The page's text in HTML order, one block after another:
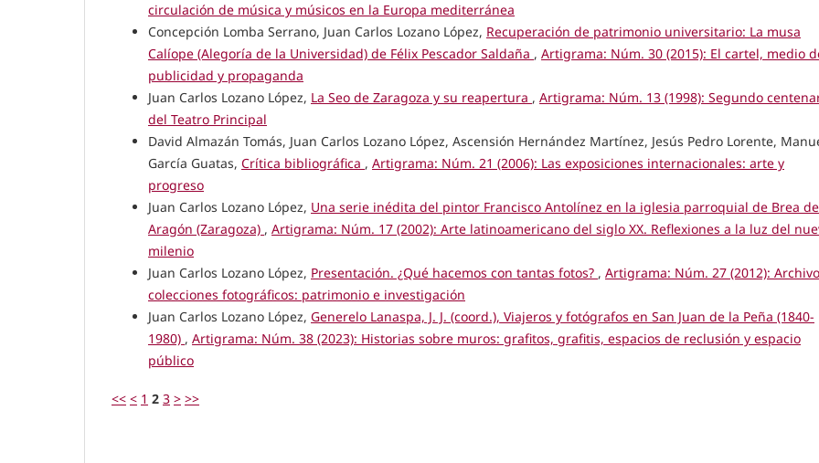
circulación de música y músicos en la Europa mediterránea
Concepción Lomba Serrano, Juan Carlos Lozano López, Recuperación de patrimonio universitario: La musa
Calíope (Alegoría de la Universidad) de Félix Pescador Saldaña , Artigrama: Núm. 30 (2015): El cartel, medio
publicidad y propaganda
Juan Carlos Lozano López, La Seo de Zaragoza y su reapertura , Artigrama: Núm. 13 (1998): Segundo
del Teatro Principal
David Almazán Tomás, Juan Carlos Lozano López, Ascensión Hernández Martínez, Jesús Pedro Lorente,
García Guatas, Crítica bibliográfica , Artigrama: Núm. 21 (2006): Las exposiciones internacionales: arte y
progreso
Juan Carlos Lozano López, Una serie inédita del pintor Francisco Antolínez en la iglesia parroquial de Brea de
Aragón (Zaragoza) , Artigrama: Núm. 17 (2002): Arte latinoamericano del siglo XX. Reflexiones a la luz del
milenio
Juan Carlos Lozano López, Presentación. ¿Qué hacemos con tantas fotos? , Artigrama: Núm. 27 (2012):
colecciones fotográficos: patrimonio e investigación
Juan Carlos Lozano López, Generelo Lanaspa, J. J. (coord.), Viajeros y fotógrafos en San Juan de la Peña (1840-
1980) , Artigrama: Núm. 38 (2023): Historias sobre muros: grafitos, grafitis, espacios de reclusión y espacio
público
<< < 1 2 3 > >>